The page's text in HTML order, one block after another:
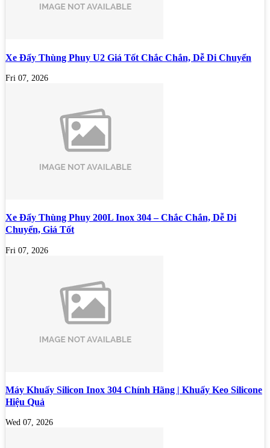
Xe Đẩy Thùng Phuy U2 Giá Tốt Chắc Chắn, Dễ Di Chuyển
Fri 07, 2026
Xe Đẩy Thùng Phuy 200L Inox 304 – Chắc Chắn, Dễ Di
Chuyển, Giá Tốt
Fri 07, 2026
Máy Khuấy Silicon Inox 304 Chính Hãng | Khuấy Keo Silicone
Hiệu Quả
Wed 07, 2026